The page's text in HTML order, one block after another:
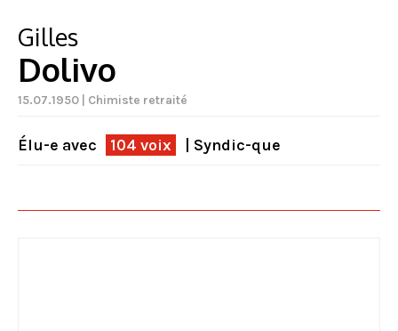
Gilles
Dolivo
15.07.1950 | Chimiste retraité
Élu-e avec 104 voix | Syndic-que